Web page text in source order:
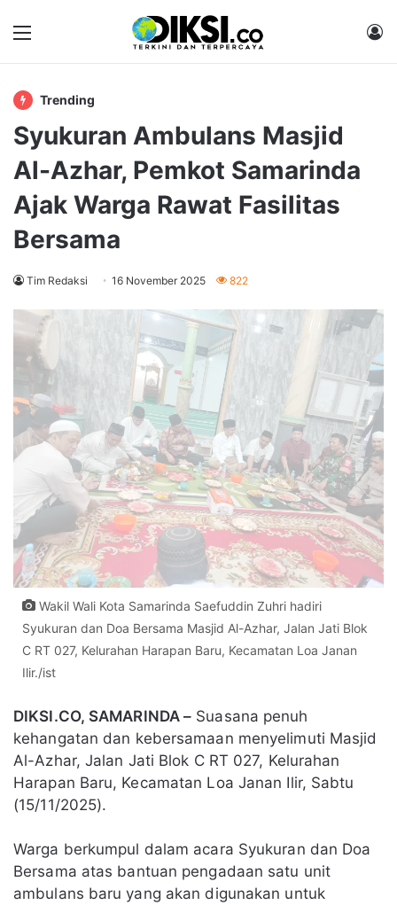
Menu
Trending
Syukuran Ambulans Masjid
Al-Azhar, Pemkot Samarinda
Ajak Warga Rawat Fasilitas
Bersama
Tim Redaksi 16 November 2025 822
Wakil Wali Kota Samarinda Saefuddin Zuhri hadiri
Syukuran dan Doa Bersama Masjid Al-Azhar, Jalan Jati Blok
C RT 027, Kelurahan Harapan Baru, Kecamatan Loa Janan
Ilir./ist
DIKSI.CO, SAMARINDA – Suasana penuh
kehangatan dan kebersamaan menyelimuti Masjid
Al-Azhar, Jalan Jati Blok C RT 027, Kelurahan
Harapan Baru, Kecamatan Loa Janan Ilir, Sabtu
(15/11/2025).
Warga berkumpul dalam acara Syukuran dan Doa
Bersama atas bantuan pengadaan satu unit
ambulans baru yang akan digunakan untuk